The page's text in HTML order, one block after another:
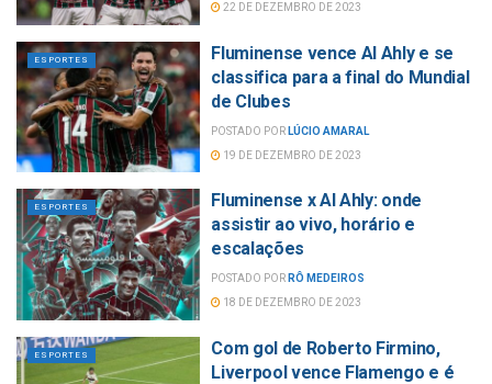
22 DE DEZEMBRO DE 2023
ESPORTES
Fluminense vence Al Ahly e se
classifica para a final do Mundial
de Clubes
POSTADO POR LÚCIO AMARAL
19 DE DEZEMBRO DE 2023
ESPORTES
Fluminense x Al Ahly: onde
assistir ao vivo, horário e
escalações
POSTADO POR RÔ MEDEIROS
18 DE DEZEMBRO DE 2023
ESPORTES
Com gol de Roberto Firmino,
Liverpool vence Flamengo e é